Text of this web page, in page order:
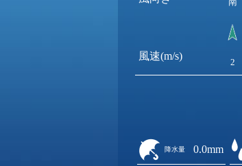
風速(m/s)
2
降水量 0.0mm